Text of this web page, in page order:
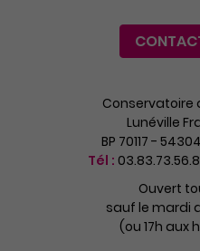
Conservatoire
Lunéville
BP 70117 -
Tél :
Ouvert
sauf le mardi
(ou 17h aux